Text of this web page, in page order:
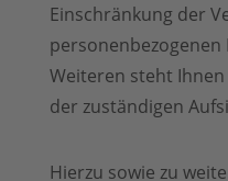
Einschränkung der
personenbezogenen
Weiteren steht
der zuständigen
Hierzu sowie zu